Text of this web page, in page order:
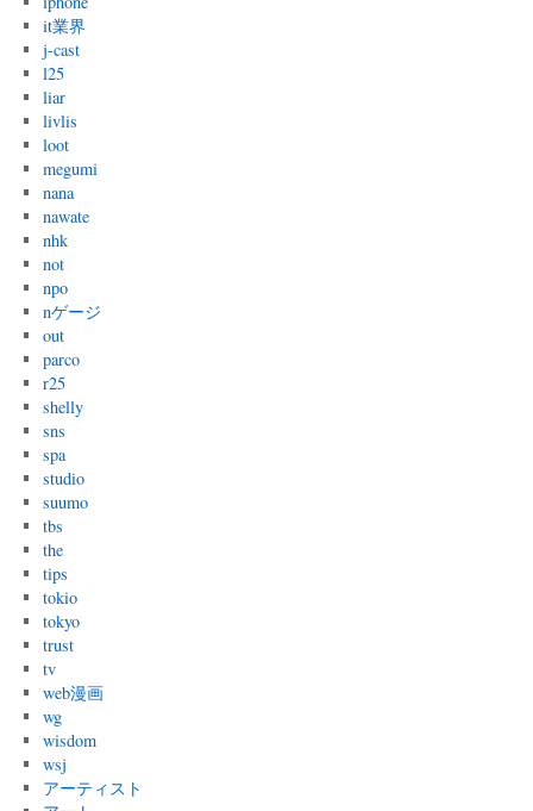
it業界
j-cast
l25
liar
livlis
loot
megumi
nana
nawate
nhk
not
npo
nゲージ
out
parco
r25
shelly
sns
spa
studio
suumo
tbs
the
tips
tokio
tokyo
trust
tv
web漫画
wg
wisdom
wsj
アーティスト